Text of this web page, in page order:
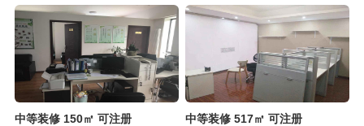
中等装修 150㎡ 可注册
中等装修 517㎡ 可注册